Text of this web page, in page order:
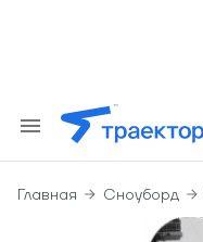
Главная Сноуборд